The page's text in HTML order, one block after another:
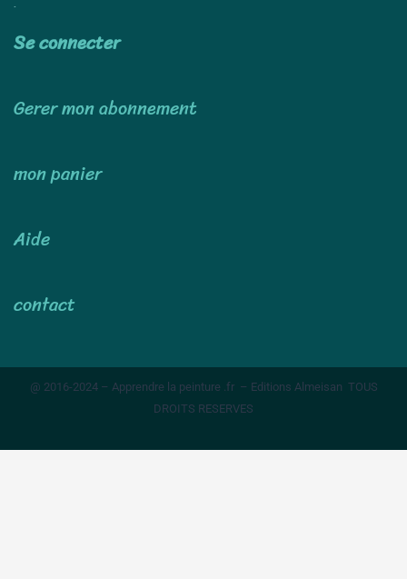
Se connecter
Gerer mon abonnement
mon panier
Aide
contact
@ 2016-2024 – Apprendre la peinture .fr – Editions Almeisan TOUS
DROITS RESERVES